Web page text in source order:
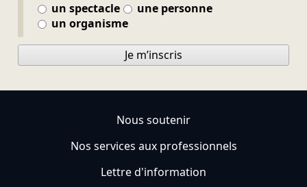
un spectacle
une personne
un organisme
Je m’inscris
Nous soutenir
Nos services aux professionnels
Lettre d'information